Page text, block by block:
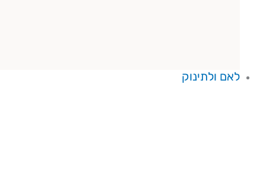
לאם ולתינוק